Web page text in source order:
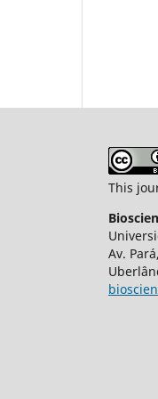
This
Av.